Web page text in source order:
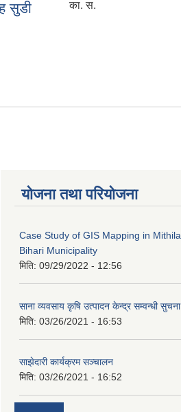
सुडी का. स.
योजना तथा परियोजना
Case Study of GIS Mapping in Mithila
Bihari Municipality
मिति: 09/29/2022 - 12:56
साना व्यवसाय कृषि उत्पादन केन्द्र सम्वन्धी सुचना
मिति: 03/26/2021 - 16:53
साझेदारी कार्यक्रम सञ्चालन
मिति: 03/26/2021 - 16:52